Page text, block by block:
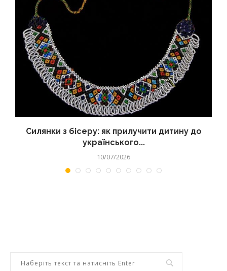
Силянки з бісеру: як прилучити дитину до
українського...
10/07/2026